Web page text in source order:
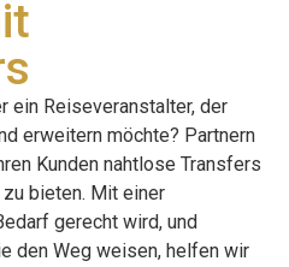
ein Reiseveranstalter, der
erweitern möchte? Partnern
Kunden nahtlose Transfers
bieten. Mit einer
gerecht wird, und
den Weg weisen, helfen wir